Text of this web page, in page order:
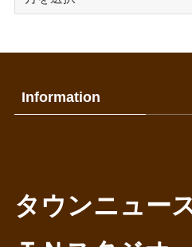
記
Information
タウンニュー